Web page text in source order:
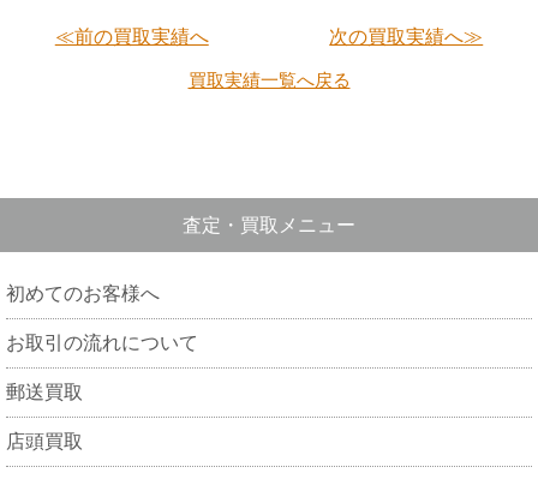
≪前の買取実績へ 次の買取実績へ≫
買取実績一覧へ戻る
査定・買取メニュー
初めてのお客様へ
お取引の流れについて
郵送買取
店頭買取